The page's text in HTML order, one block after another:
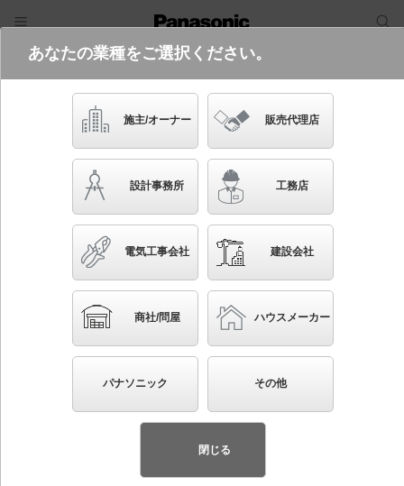
電気・建築設備（ビジネス）
フリーワード
品番・キーワード
かんたん照度計算
XAS1032L CE1
起動方式違いの商品を見る
天井直付型・壁直付型・据置取付型 LED（電球色）
スポットライト 美ルック・プラスチックセードタイ
プ・ビーム角24度・集光タイプ LEDフラットランプ交
換型 110Vダイクール電球60形1灯器具相当
あなたの業種をご選択ください。
施主/オーナー 販売代理店
設計事務所 工務店
電気工事会社 建設会社
商社/問屋 ハウスメーカー
パナソニック その他
閉じる